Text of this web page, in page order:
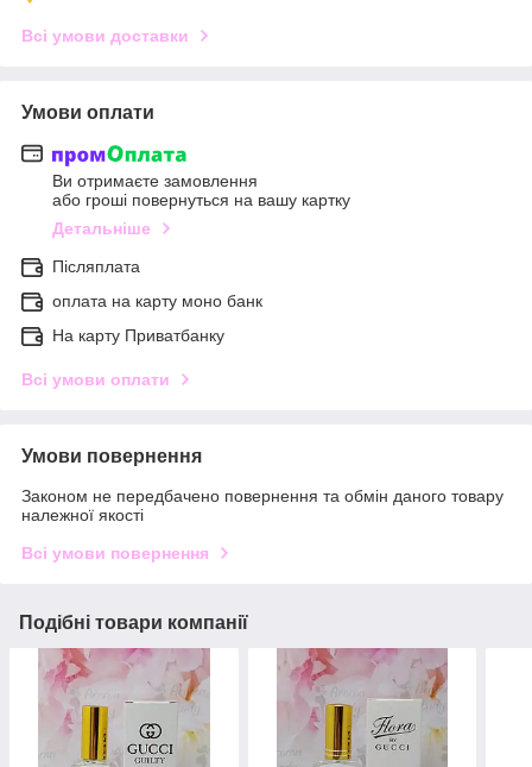
Всі умови доставки
Умови оплати
Ви отримаєте замовлення
або гроші повернуться на вашу картку
Детальніше
Післяплата
оплата на карту моно банк
На карту Приватбанку
Всі умови оплати
Умови повернення
Законом не передбачено повернення та обмін даного товару
належної якості
Всі умови повернення
Подібні товари компанії